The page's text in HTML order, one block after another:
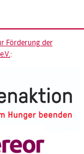
Förderung der
: